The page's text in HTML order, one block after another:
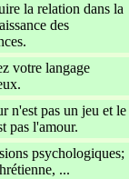
la relation dans la
des
votre langage
n'est pas un jeu et le
pas l'amour.
psychologiques;
...